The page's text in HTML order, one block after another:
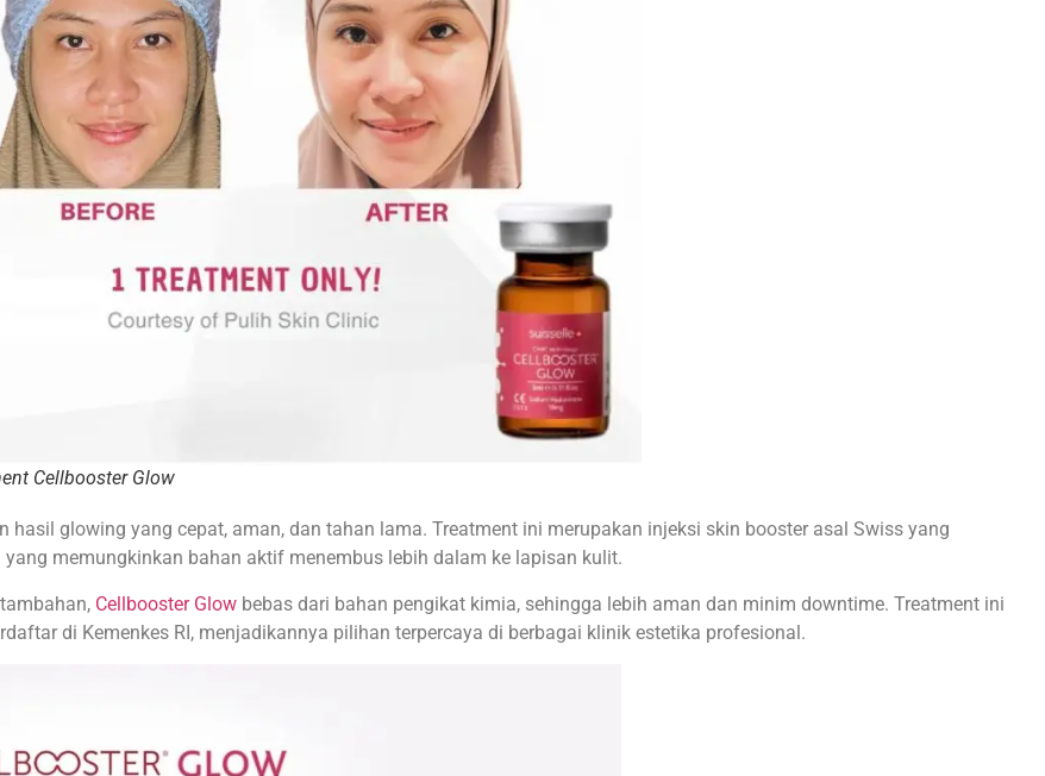
Cellbooster Glow
glowing yang cepat, aman, dan tahan lama. Treatment ini merupakan injeksi skin booster asal Swiss yang
memungkinkan bahan aktif menembus lebih dalam ke lapisan kulit.
Cellbooster Glow bebas dari bahan pengikat kimia, sehingga lebih aman dan minim downtime. Treatment ini
di Kemenkes RI, menjadikannya pilihan terpercaya di berbagai klinik estetika profesional.